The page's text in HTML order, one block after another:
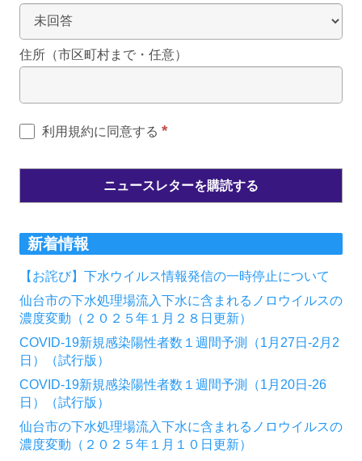
住所（市区町村まで・任意）
利用規約に同意する *
新着情報
【お詫び】下水ウイルス情報発信の一時停止について
仙台市の下水処理場流入下水に含まれるノロウイルスの
濃度変動（２０２５年１月２８日更新）
COVID-19新規感染陽性者数１週間予測（1月27日-2月2
日）（試行版）
COVID-19新規感染陽性者数１週間予測（1月20日-26
日）（試行版）
仙台市の下水処理場流入下水に含まれるノロウイルスの
濃度変動（２０２５年１月１０日更新）